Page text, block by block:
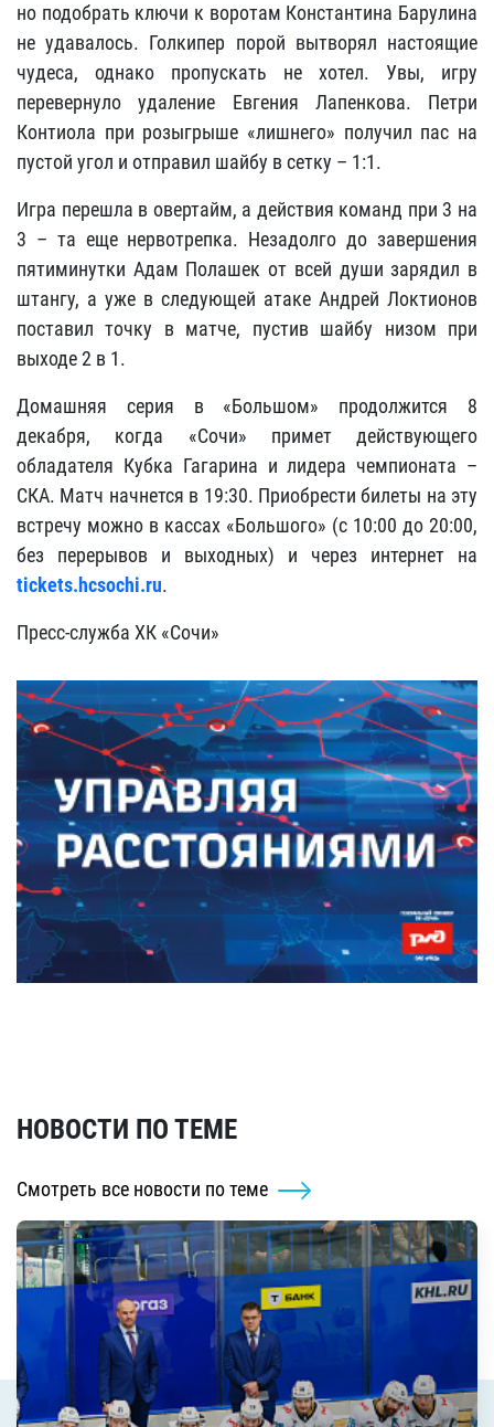
но подобрать ключи к воротам Константина Барулина
не удавалось. Голкипер порой вытворял настоящие
чудеса, однако пропускать не хотел. Увы, игру
перевернуло удаление Евгения Лапенкова. Петри
Контиола при розыгрыше «лишнего» получил пас на
пустой угол и отправил шайбу в сетку – 1:1.
Игра перешла в овертайм, а действия команд при 3 на
3 – та еще нервотрепка. Незадолго до завершения
пятиминутки Адам Полашек от всей души зарядил в
штангу, а уже в следующей атаке Андрей Локтионов
поставил точку в матче, пустив шайбу низом при
выходе 2 в 1.
Домашняя серия в «Большом» продолжится 8
декабря, когда «Сочи» примет действующего
обладателя Кубка Гагарина и лидера чемпионата –
СКА. Матч начнется в 19:30. Приобрести билеты на эту
встречу можно в кассах «Большого» (с 10:00 до 20:00,
без перерывов и выходных) и через интернет на
tickets.hcsochi.ru.
Пресс-служба ХК «Сочи»
НОВОСТИ ПО ТЕМЕ
Смотреть все новости по теме